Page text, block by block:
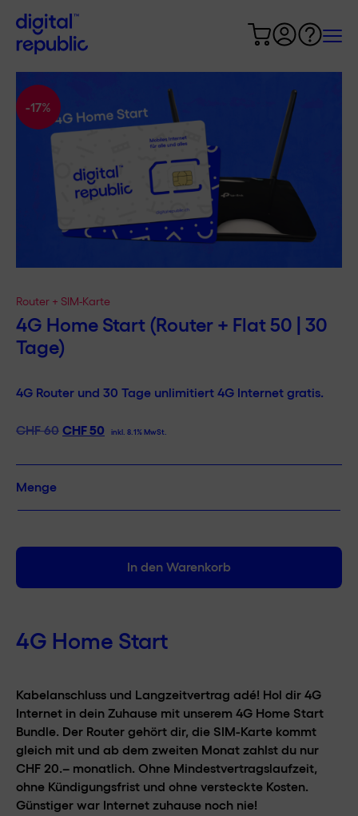
-17%
CHF60 Ursprünglicher
war:
CHF50 Aktueller
ist:
inkl. 8.1% MwSt.
Router + SIM-Karte
4G Home Start (Router + Flat 50 | 30
Tage)
4G Router und 30 Tage unlimitiert 4G Internet gratis.
Menge
In den Warenkorb
4G Home Start
Kabelanschluss und Langzeitvertrag adé! Hol dir 4G
Internet in dein Zuhause mit unserem 4G Home Start
Bundle. Der Router gehört dir, die SIM-Karte kommt
gleich mit und ab dem zweiten Monat zahlst du nur
CHF 20.– monatlich. Ohne Mindestvertragslaufzeit,
ohne Kündigungsfrist und ohne versteckte Kosten.
Günstiger war Internet zuhause noch nie!